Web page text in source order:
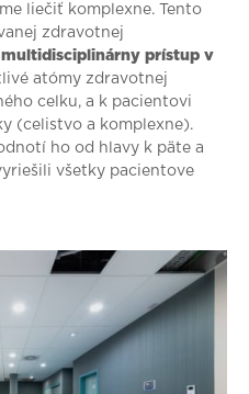
liečiť komplexne. Tento
zdravotnej
multidisciplinárny prístup v
atómy zdravotnej
celku, a k pacientovi
(celistvo a komplexne).
ho od hlavy k päte a
všetky pacientove